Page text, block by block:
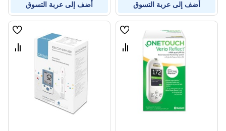
أضف إلى عربة التسوق أضف إلى عربة التسوق
قائمة
قارن
قائمة
قارن